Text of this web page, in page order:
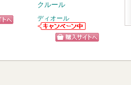
クルール
ディオール
ディオールから
のお知らせがあ
り